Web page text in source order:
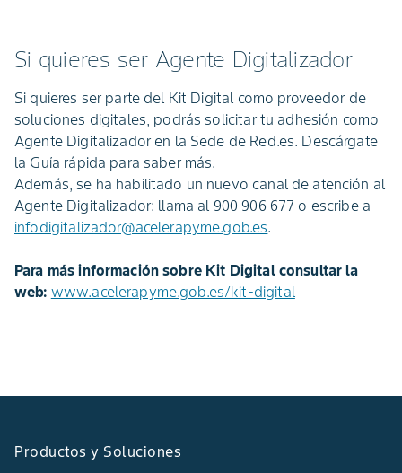
Si quieres ser Agente Digitalizador
Si quieres ser parte del Kit Digital como proveedor de
soluciones digitales, podrás solicitar tu adhesión como
Agente Digitalizador en la Sede de Red.es. Descárgate
la Guía rápida para saber más.
Además, se ha habilitado un nuevo canal de atención al
Agente Digitalizador: llama al 900 906 677 o escribe a
infodigitalizador@acelerapyme.gob.es.
Para más información sobre Kit Digital consultar la
web: www.acelerapyme.gob.es/kit-digital
Productos y Soluciones